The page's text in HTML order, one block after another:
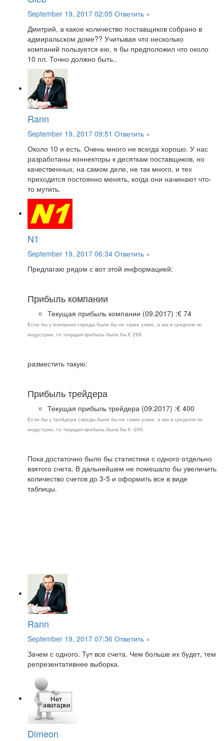
September 19, 2017 02:05 Ответить »
Дмитрий, а какое количество поставщиков собрано в
адмиральском доме?? Учитывая что несколько
компаний пользуется ею, я бы предположил что около
10 пл. Точно должно быть..
Rann
September 19, 2017 09:51 Ответить »
Около 10 и есть. Очень много не всегда хорошо. У нас
разработаны коннекторы к десяткам поставщиков, но
качественных, на самом деле, не так много, и тех
приходится постоянно менять, когда они начинают что-
то мутить.
N1
September 19, 2017 06:34 Ответить »
Предлагаю рядом с вот этой информацией:
Прибыль компании
Текущая прибыль компании (09.2017) :€ 74
Если бы у компании спреды были бы не такие узкие, а как в среднем по
индустрии, то текущая прибыль была бы € 299.
разместить такую:
Прибыль трейдера
Текущая прибыль трейдера (09.2017) :€ 400
Если бы у трейдера спреды были бы не такие узкие, а как в среднем по
индустрии, то текущая прибыль была бы € -200.
Пока достаточно было бы статистики с одного отдельно
взятого счета. В дальнейшем не помешало бы увеличить
количество счетов до 3-5 и оформить все в виде
таблицы.
Rann
September 19, 2017 07:36 Ответить »
Зачем с одного. Тут все счета. Чем больше их будет, тем
репрезентативнее выборка.
Dimeon